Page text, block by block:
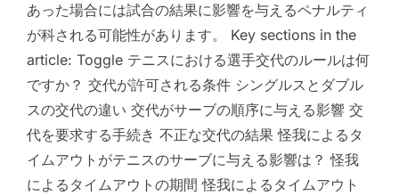
あった場合には試合の結果に影響を与えるペナルティ
が科される可能性があります。 Key sections in the
article: Toggle テニスにおける選手交代のルールは何
ですか？ 交代が許可される条件 シングルスとダブル
スの交代の違い 交代がサーブの順序に与える影響 交
代を要求する手続き 不正な交代の結果 怪我によるタ
イムアウトがテニスのサーブに与える影響は？ 怪我
によるタイムアウトの期間 怪我によるタイムアウト